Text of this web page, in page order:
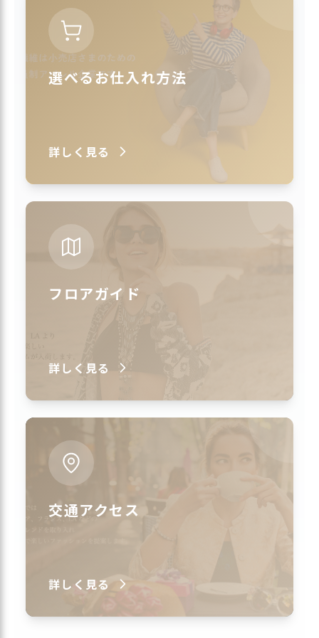
選べるお仕入れ方法
詳しく見る
フロアガイド
詳しく見る
交通アクセス
詳しく見る